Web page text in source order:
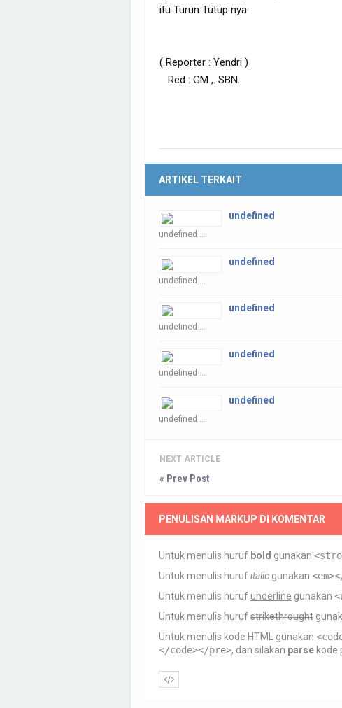
itu Turun Tutup nya.
( Reporter : Yendri )
Red : GM ,. SBN.
ARTIKEL TERKAIT
undefined
undefined ...
undefined
undefined ...
undefined
undefined ...
undefined
undefined ...
undefined
undefined ...
NEXT ARTICLE
« Prev Post
PENULISAN MARKUP DI KOMENTAR
Untuk menulis huruf bold gunakan
Untuk menulis hurufitalic gunakan
Untuk menulis hurufunderline gunakan
Untuk menulis hurufstrikethrought
Untuk menulis kode HTML gunakan
</code></pre>, dan silakan parse kode